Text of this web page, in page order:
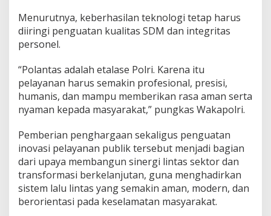
Menurutnya, keberhasilan teknologi tetap harus
diiringi penguatan kualitas SDM dan integritas
personel.
“Polantas adalah etalase Polri. Karena itu
pelayanan harus semakin profesional, presisi,
humanis, dan mampu memberikan rasa aman serta
nyaman kepada masyarakat,” pungkas Wakapolri.
Pemberian penghargaan sekaligus penguatan
inovasi pelayanan publik tersebut menjadi bagian
dari upaya membangun sinergi lintas sektor dan
transformasi berkelanjutan, guna menghadirkan
sistem lalu lintas yang semakin aman, modern, dan
berorientasi pada keselamatan masyarakat.